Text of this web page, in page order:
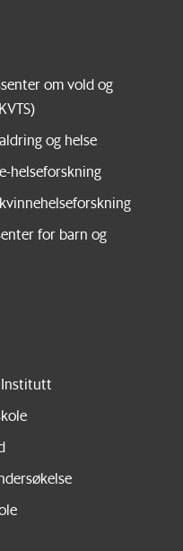
om vold og
og helse
helseforskning
for barn og
Institutt